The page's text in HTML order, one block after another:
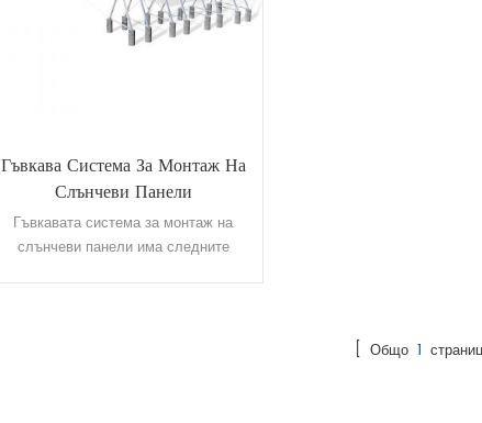
Гъвкава Система За Монтаж На
Слънчеви Панели
Гъвкавата система за монтаж на
слънчеви панели има следните
[ Общо 1